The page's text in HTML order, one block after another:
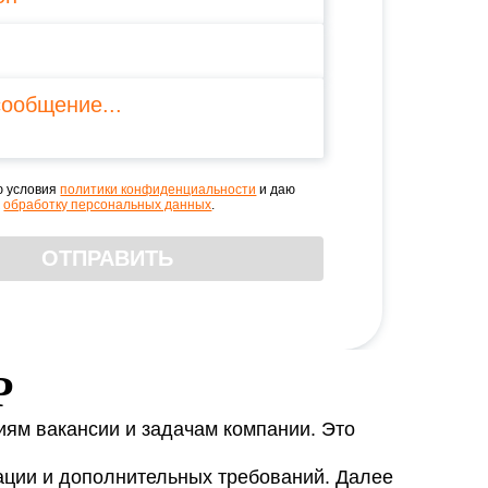
условияполитики конфиденциальности и даю
обработку персональных данных
ОТПРАВИТЬ
вакансии и задачам компании. Это
и дополнительных требований. Далее
пользования
данных.